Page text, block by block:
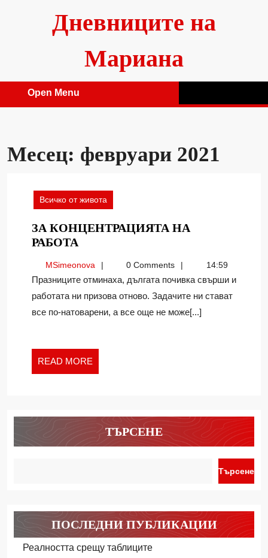
Дневниците на
Мариана
Open Menu
Месец: февруари 2021
Всичко от живота
ЗА КОНЦЕНТРАЦИЯТА НА
РАБОТА
НА
РАБОТА
MSimeonovaMSimeonova0 Comments 14:59
Празниците отминаха, дългата почивка свърши и
работата ни призова отново. Задачите ни стават
все по-натоварени, а все още не може[...]
READ MORE
MORE
ТЪРСЕНЕ
Търсене
ПОСЛЕДНИ ПУБЛИКАЦИИ
Реалността срещу таблиците